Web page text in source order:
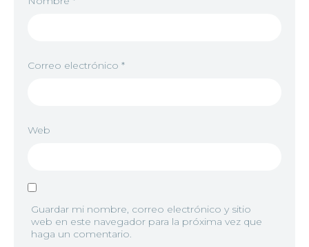
Correo electrónico *
Web
Guardar mi nombre, correo electrónico y sitio
web en este navegador para la próxima vez que
haga un comentario.